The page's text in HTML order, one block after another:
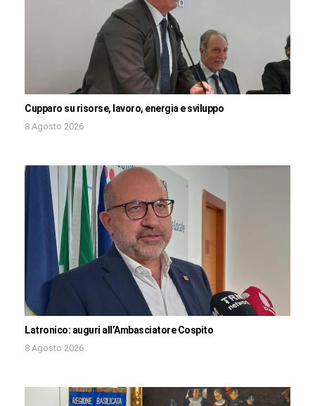
Cupparo su risorse, lavoro, energia e sviluppo
8 Agosto 2026
Latronico: auguri all’Ambasciatore Cospito
8 Agosto 2026